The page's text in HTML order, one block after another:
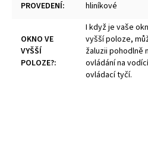
PROVEDENÍ: hliníkové
OKNO VE
VYŠŠÍ
POLOZE?:
I když je vaše
vyšší poloze,
žaluzii pohodlně
ovládání na
ovládací tyčí.